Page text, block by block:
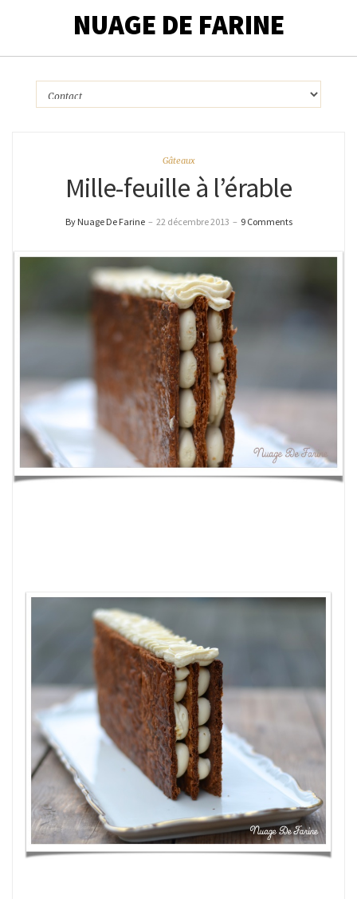
NUAGE DE FARINE
Gâteaux
Mille-feuille à l’érable
By Nuage De Farine – 22 décembre 2013 – 9 Comments